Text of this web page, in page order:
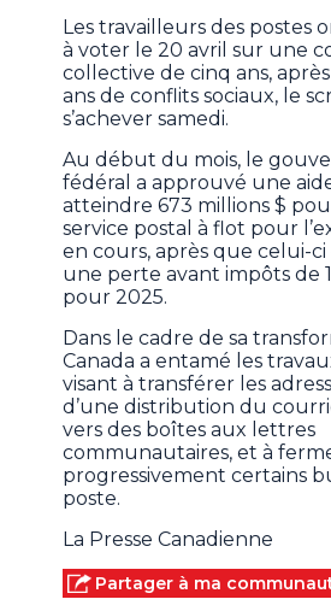
Les travailleurs des postes
à voter le 20 avril sur une
collective de cinq ans,
ans de conflits sociaux, le
s’achever samedi.
Au début du mois, le
fédéral a approuvé une
atteindre 673 millions $
service postal à flot pour
en cours, après que celui-
une perte avant impôts de
pour 2025.
Dans le cadre de sa
Canada a entamé les
visant à transférer les
d’une distribution du
vers des boîtes aux lettres
communautaires, et à
progressivement certains
poste.
La Presse Canadienne
Partager à ma